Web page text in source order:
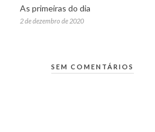
As primeiras do dia
2 de dezembro de 2020
SEM COMENTÁRIOS